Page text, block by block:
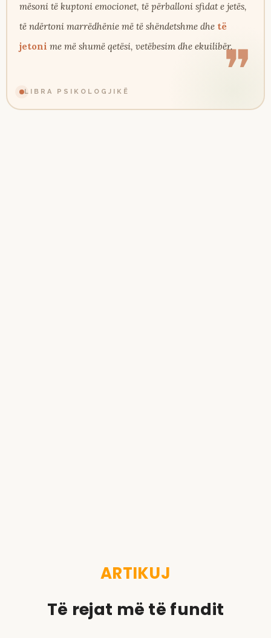
mësoni të kuptoni emocionet, të përballoni sfidat e jetës,
të ndërtoni marrëdhënie më të shëndetshme dhe të
jetoni me më shumë qetësi, vetëbesim dhe ekuilibër.❞
LIBRA PSIKOLOGJIKË
ARTIKUJ
Të rejat më të fundit